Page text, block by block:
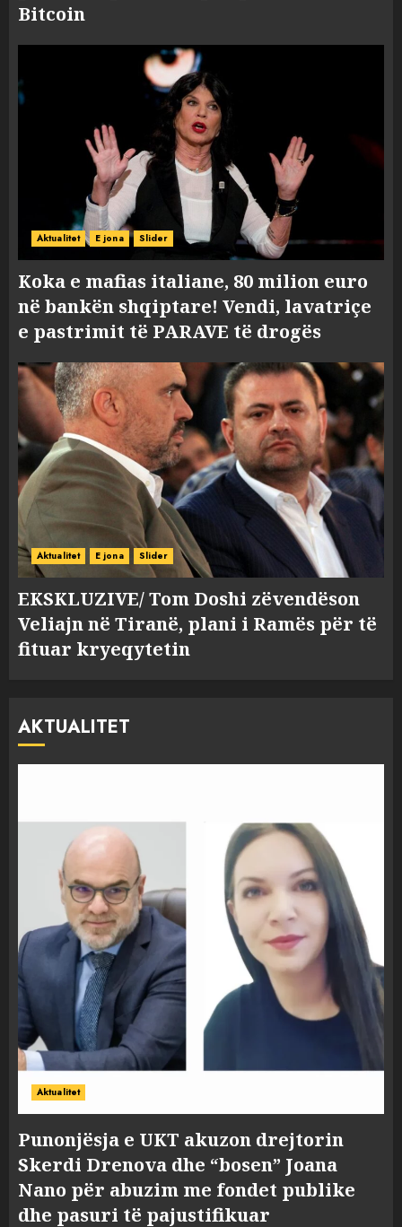
Bitcoin
Aktualitet E jona Slider
Koka e mafias italiane, 80 milion euro
në bankën shqiptare! Vendi, lavatriçe
e pastrimit të PARAVE të drogës
Aktualitet E jona Slider
EKSKLUZIVE/ Tom Doshi zëvendëson
Veliajn në Tiranë, plani i Ramës për të
fituar kryeqytetin
AKTUALITET
Aktualitet
Punonjësja e UKT akuzon drejtorin
Skerdi Drenova dhe “bosen” Joana
Nano për abuzim me fondet publike
dhe pasuri të pajustifikuar